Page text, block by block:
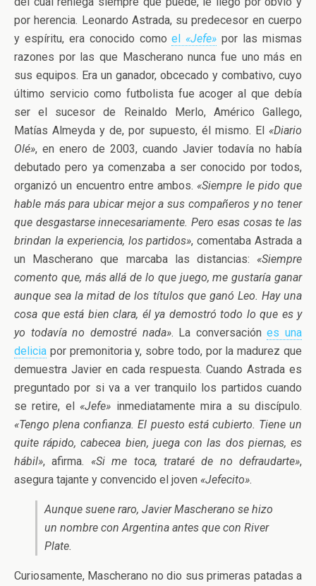
por herencia. Leonardo Astrada, su predecesor en cuerpo
y espíritu, era conocido comoel «Jefe» por las mismas
razones por las que Mascherano nunca fue uno más en
sus equipos. Era un ganador, obcecado y combativo, cuyo
último servicio como futbolista fue acoger al que debía
ser el sucesor de Reinaldo Merlo, Américo Gallego,
Matías Almeyda y de, por supuesto, él mismo. El «Diario
Olé», en enero de 2003, cuando Javier todavía no había
debutado pero ya comenzaba a ser conocido por todos,
organizó un encuentro entre ambos. «Siempre le pido que
hable más para ubicar mejor a sus compañeros y no tener
que desgastarse innecesariamente. Pero esas cosas te las
brindan la experiencia, los partidos», comentaba Astrada a
un Mascherano que marcaba las distancias: «Siempre
comento que, más allá de lo que juego, me gustaría ganar
aunque sea la mitad de los títulos que ganó Leo. Hay una
cosa que está bien clara, él ya demostró todo lo que es y
yo todavía no demostré nada». La conversaciónes una
delicia por premonitoria y, sobre todo, por la madurez que
demuestra Javier en cada respuesta. Cuando Astrada es
preguntado por si va a ver tranquilo los partidos cuando
se retire, el «Jefe» inmediatamente mira a su discípulo.
«Tengo plena confianza. El puesto está cubierto. Tiene un
quite rápido, cabecea bien, juega con las dos piernas, es
hábil», afirma. «Si me toca, trataré de no defraudarte»,
asegura tajante y convencido el joven «Jefecito».
Aunque suene raro, Javier Mascherano se hizo
un nombre con Argentina antes que con River
Plate.
Curiosamente, Mascherano no dio sus primeras patadas a